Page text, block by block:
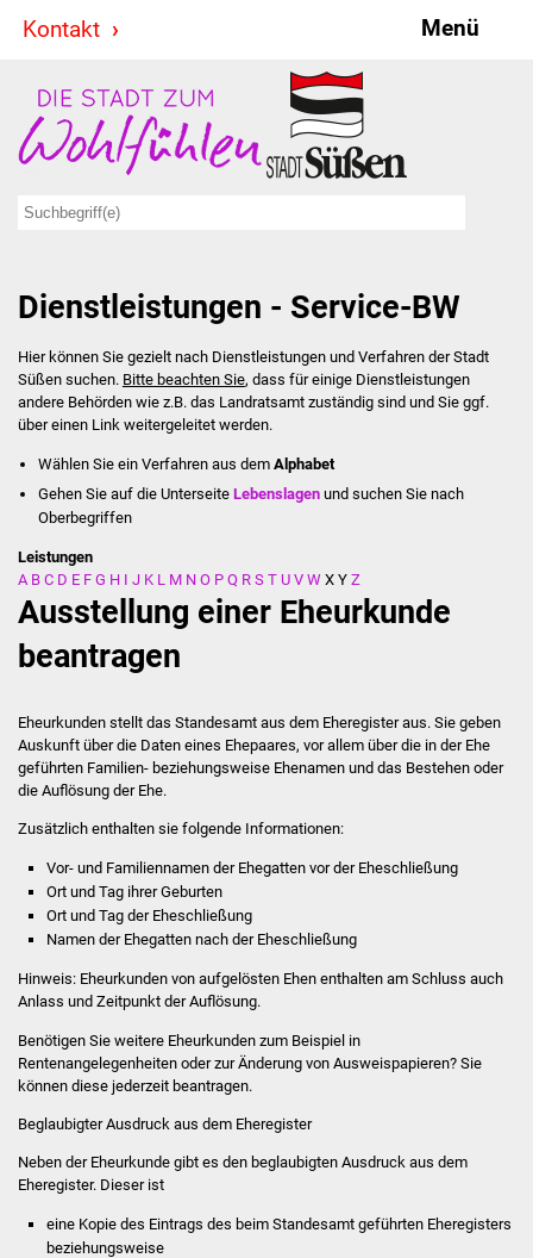
Kontakt Menü
Stadt & Politik
Bürgermeister
Ausschüsse
Ratsinformationssystem
Jugendbeirat
Summerrockfestival
Stadtverwaltung
Stellenangebote
Veröffentlichungen
FNP / Bebauungspläne
Wahlen
Dienstleistungen - Service-BW
Hier können Sie gezielt nach Dienstleistungen und Verfahren der Stadt
Süßen suchen. Bitte beachten Sie, dass für einige Dienstleistungen
andere Behörden wie z.B. das Landratsamt zuständig sind und Sie ggf.
über einen Link weitergeleitet werden.
Wählen Sie ein Verfahren aus dem Alphabet
Gehen Sie auf die UnterseiteLebenslagen und suchen Sie nach
Oberbegriffen
Leistungen
A B C D E F G H I J K L M N O P Q R S T U V W X Y Z
Ausstellung einer Eheurkunde
beantragen
Eheurkunden stellt das Standesamt aus dem Eheregister aus. Sie geben
Auskunft über die Daten eines Ehepaares, vor allem über die in der Ehe
geführten Familien- beziehungsweise Ehenamen und das Bestehen oder
die Auflösung der Ehe.
Zusätzlich enthalten sie folgende Informationen:
Vor- und Familiennamen der Ehegatten vor der Eheschließung
Ort und Tag ihrer Geburten
Ort und Tag der Eheschließung
Namen der Ehegatten nach der Eheschließung
Hinweis:Eheurkunden von aufgelösten Ehen enthalten am Schluss auch
Anlass und Zeitpunkt der Auflösung.
Benötigen Sie weitere Eheurkundenzum Beispiel in
Rentenangelegenheiten oder zur Änderung von Ausweispapieren? Sie
können diese jederzeit beantragen.
Beglaubigter Ausdruck aus dem Eheregister
Neben der Eheurkunde gibt es den beglaubigten Ausdruck aus dem
Eheregister. Dieser ist
eine Kopie des Eintrags des beim Standesamt geführten Eheregisters
beziehungsweise